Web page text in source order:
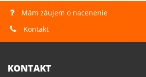
Mám záujem o nacenenie
Kontakt
KONTAKT